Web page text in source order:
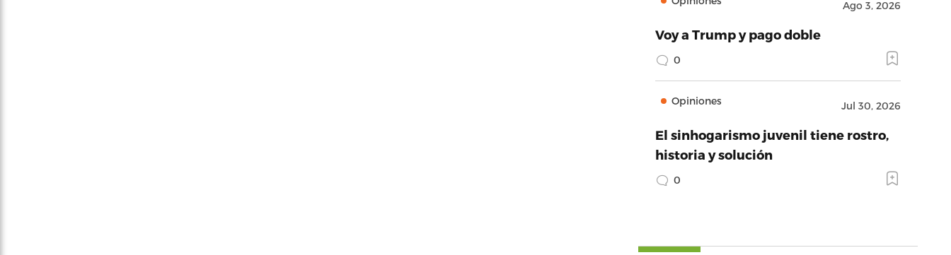
Ago 3, 2026
Voy a Trump y pago doble
0
Opiniones Jul 30, 2026
El sinhogarismo juvenil tiene rostro,
historia y solución
0